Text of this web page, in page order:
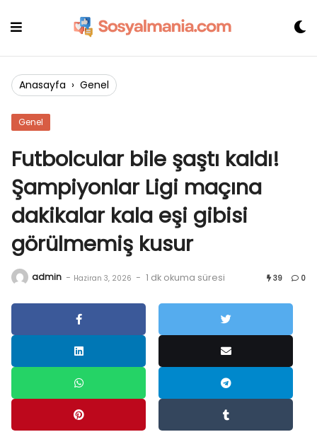
Anasayfa › Genel
Genel
Futbolcular bile şaştı kaldı!
Şampiyonlar Ligi maçına
dakikalar kala eşi gibisi
görülmemiş kusur
admin - Haziran 3, 2026 - 1 dk okuma süresi 39 0